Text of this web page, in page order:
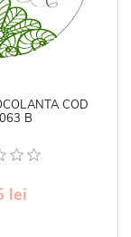
COD
B
lei